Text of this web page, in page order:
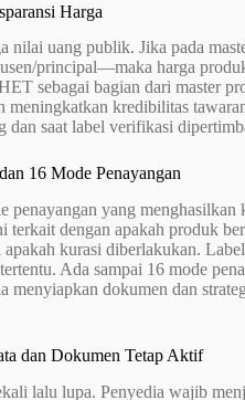
Harga
nilai uang publik. Jika pada
principal—maka harga
sebagai bagian dari master
meningkatkan kredibilitas
saat label verifikasi
16 Mode Penayangan
penayangan yang
dengan apakah produk
kurasi diberlakukan.
Ada sampai 16 mode
menyiapkan dokumen dan
dan Dokumen Tetap Aktif
lalu lupa. Penyedia wajib